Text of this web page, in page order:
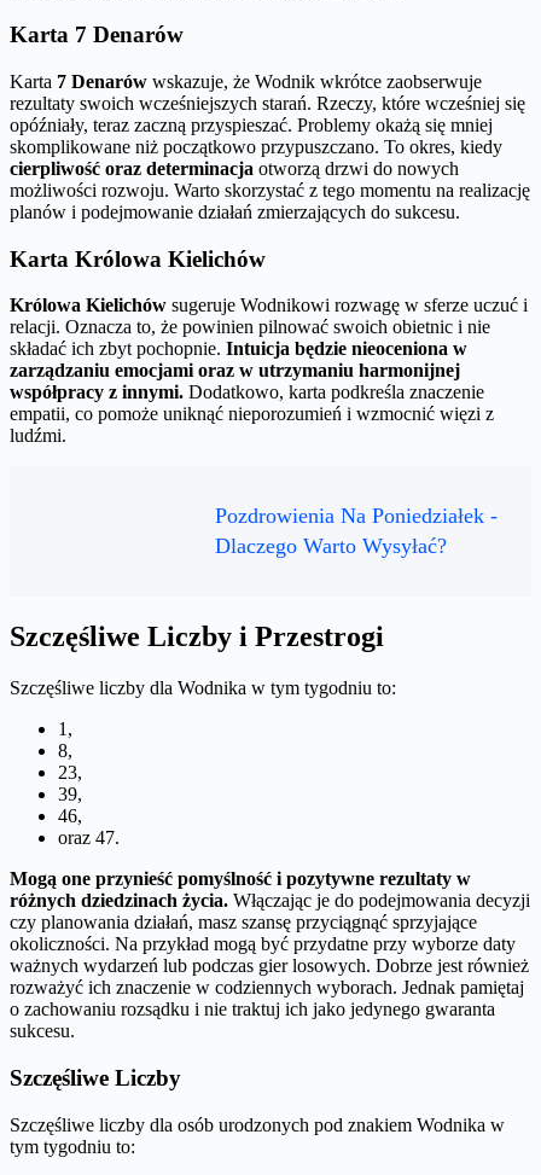
Karta 7 Denarów
Karta 7 Denarów wskazuje, że Wodnik wkrótce zaobserwuje
rezultaty swoich wcześniejszych starań. Rzeczy, które wcześniej się
opóźniały, teraz zaczną przyspieszać. Problemy okażą się mniej
skomplikowane niż początkowo przypuszczano. To okres, kiedy
cierpliwość oraz determinacja otworzą drzwi do nowych
możliwości rozwoju. Warto skorzystać z tego momentu na realizację
planów i podejmowanie działań zmierzających do sukcesu.
Karta Królowa Kielichów
Królowa Kielichów sugeruje Wodnikowi rozwagę w sferze uczuć i
relacji. Oznacza to, że powinien pilnować swoich obietnic i nie
składać ich zbyt pochopnie. Intuicja będzie nieoceniona w
zarządzaniu emocjami oraz w utrzymaniu harmonijnej
współpracy z innymi. Dodatkowo, karta podkreśla znaczenie
empatii, co pomoże uniknąć nieporozumień i wzmocnić więzi z
ludźmi.
Pozdrowienia Na Poniedziałek -
Dlaczego Warto Wysyłać?
Szczęśliwe Liczby i Przestrogi
Szczęśliwe liczby dla Wodnika w tym tygodniu to:
1,
8,
23,
39,
46,
oraz 47.
Mogą one przynieść pomyślność i pozytywne rezultaty w
różnych dziedzinach życia. Włączając je do podejmowania decyzji
czy planowania działań, masz szansę przyciągnąć sprzyjające
okoliczności. Na przykład mogą być przydatne przy wyborze daty
ważnych wydarzeń lub podczas gier losowych. Dobrze jest również
rozważyć ich znaczenie w codziennych wyborach. Jednak pamiętaj
o zachowaniu rozsądku i nie traktuj ich jako jedynego gwaranta
sukcesu.
Szczęśliwe Liczby
Szczęśliwe liczby dla osób urodzonych pod znakiem Wodnika w
tym tygodniu to: